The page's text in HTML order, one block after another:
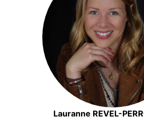
Lauranne REVEL-